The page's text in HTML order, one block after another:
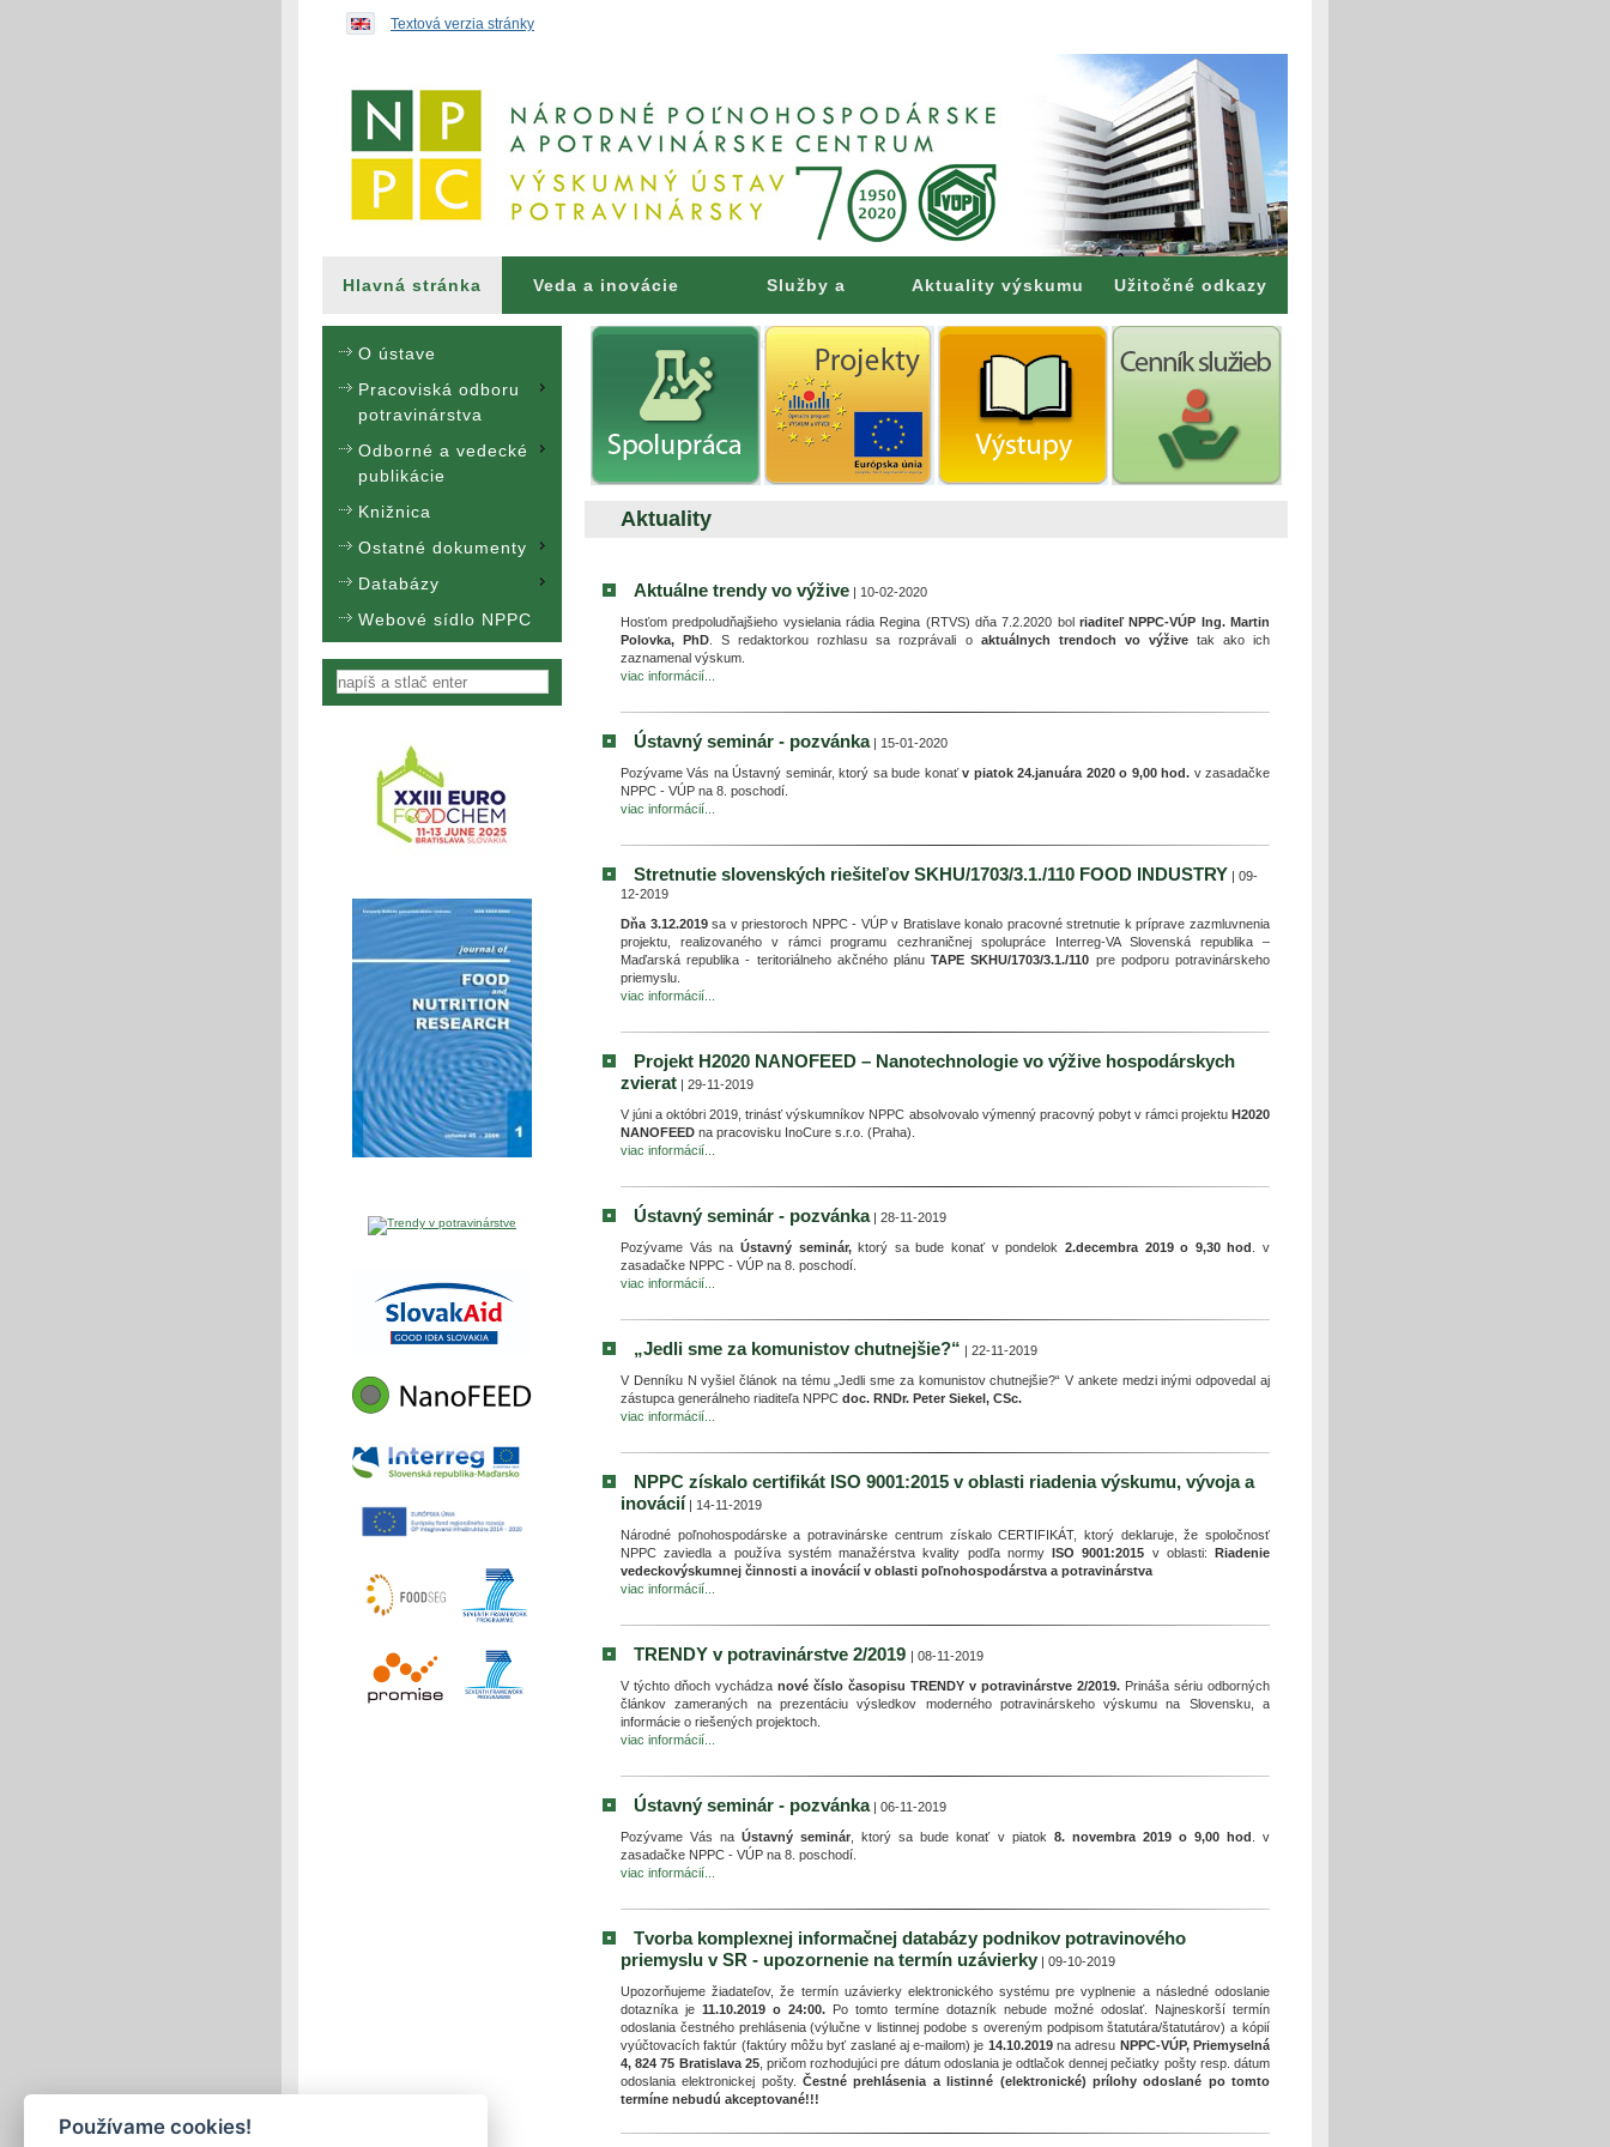
Textová verzia stránky
Hlavná stránka Veda a inovácie Služby a
poradenstvo
Aktuality výskumu Užitočné odkazy
O ústave
Pracoviská odboru
potravinárstva
Odborné a vedecké
publikácie
Knižnica
Ostatné dokumenty
Databázy
Webové sídlo NPPC
Vyhľadávanie
Aktuality
Aktuálne trendy vo výžive | 10-02-2020
Hosťom predpoludňajšieho vysielania rádia Regina (RTVS) dňa 7.2.2020 bol riaditeľ NPPC-VÚP Ing. Martin
Polovka, PhD . S redaktorkou rozhlasu sa rozprávali o aktuálnych trendoch vo výživetak ako ich
zaznamenal výskum.
viac informácií...
Ústavný seminár - pozvánka| 15-01-2020
Pozývame Vás na Ústavný seminár, ktorý sa bude konaťv piatok 24.januára 2020 o 9,00 hod. v zasadačke
NPPC - VÚP na 8. poschodí.
viac informácií...
Stretnutie slovenských riešiteľov SKHU/1703/3.1./110 FOOD INDUSTRY | 09-
12-2019
Dňa 3.12.2019sa v priestoroch NPPC - VÚP v Bratislave konalo pracovné stretnutie k príprave zazmluvnenia
projektu, realizovaného v rámci programu cezhraničnej spolupráce Interreg-VA Slovenská republika –
Maďarská republika - teritoriálneho akčného plánuTAPE SKHU/1703/3.1./110 pre podporu potravinárskeho
priemyslu.
viac informácií...
Projekt H2020 NANOFEED – Nanotechnologie vo výžive hospodárskych
zvierat | 29-11-2019
V júni a októbri 2019, trinásť výskumníkov NPPC absolvovalo výmenný pracovný pobyt v rámci projektu H2020
NANOFEED na pracovisku InoCure s.r.o. (Praha).
viac informácií...
Ústavný seminár - pozvánka| 28-11-2019
Pozývame Vás na Ústavný seminár,ktorý sa bude konať v pondelok 2.decembra 2019 o 9,30 hod
. v
zasadačke NPPC - VÚP na 8. poschodí.
viac informácií...
„Jedli sme za komunistov chutnejšie?“ | 22-11-2019
V Denníku N vyšiel článok na tému „Jedli sme za komunistov chutnejšie?“ V ankete medzi inými odpovedal aj
zástupca generálneho riaditeľa NPPC doc. RNDr. Peter Siekel, CSc.
viac informácií...
NPPC získalo certifikát ISO 9001:2015 v oblasti riadenia výskumu, vývoja a
inovácií | 14-11-2019
Národné poľnohospodárske a potravinárske centrum získalo CERTIFIKÁT, ktorý deklaruje, že spoločnosť
NPPC zaviedla a používa systém manažérstva kvality podľa normyISO 9001:2015 v oblasti:Riadenie
vedeckovýskumnej činnosti a inovácií v oblasti poľnohospodárstva a potravinárstva
viac informácií...
TRENDY v potravinárstve 2/2019 | 08-11-2019
V týchto dňoch vychádza nové číslo časopisu TRENDY v potravinárstve 2/2019. Prináša sériu odborných
článkov zameraných na prezentáciu výsledkov moderného potravinárskeho výskumu na Slovensku, a
informácie o riešených projektoch.
viac informácií...
Ústavný seminár - pozvánka| 06-11-2019
Pozývame Vás naÚstavný seminár , ktorý sa bude konať v piatok 8. novembra 2019 o 9,00 hod . v
zasadačke NPPC - VÚP na 8. poschodí.
viac informácií...
Tvorba komplexnej informačnej databázy podnikov potravinového
priemyslu v SR - upozornenie na termín uzávierky | 09-10-2019
Upozorňujeme žiadateľov, že termín uzávierky elektronického systému pre vyplnenie a následné odoslanie
dotazníka je 11.10.2019 o 24:00. Po tomto termíne dotazník nebude možné odoslať. Najneskorší termín
odoslania čestného prehlásenia (výlučne v listinnej podobe s overeným podpisom štatutára/štatutárov) a kópií
vyúčtovacích faktúr (faktúry môžu byť zaslané aj e-mailom) je 14.10.2019na adresu NPPC-VÚP, Priemyselná
4, 824 75 Bratislava 25, pričom rozhodujúci pre dátum odoslania je odtlačok dennej pečiatky pošty resp. dátum
odoslania elektronickej pošty.Čestné prehlásenia a listinné (elektronické) prílohy odoslané po tomto
termíne nebudú akceptované!!!
Používame cookies!